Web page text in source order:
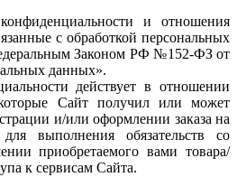
и отношения
с обработкой персональных
Законом РФ №152-ФЗ от
данных».
действует в отношении
Сайт получил или может
и/или оформлении заказа на
выполнения обязательств со
приобретаемого вами товара/
к сервисам Сайта.